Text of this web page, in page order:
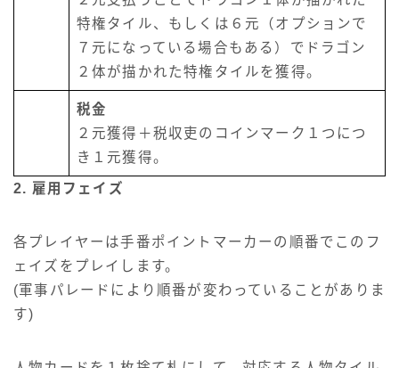
特権タイル、もしくは６元（オプションで
７元になっている場合もある）でドラゴン
２体が描かれた特権タイルを獲得。
税金
２元獲得＋税収吏のコインマーク１つにつ
き１元獲得。
2. 雇用フェイズ
各プレイヤーは手番ポイントマーカーの順番でこのフ
ェイズをプレイします。
(軍事パレードにより順番が変わっていることがありま
す)